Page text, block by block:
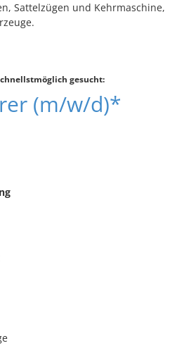
Sattelzügen und Kehrmaschine,
gesucht:
(m/w/d)*